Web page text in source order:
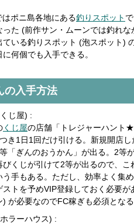
ポニ島各地にある釣りスポット
た (前作サン・ムーンでは釣れ
いる釣りスポット (泡スポット)
何個でも入手できる。
の入手方法
じ屋) :
くじ屋の店舗「トレジャーハント
き1日1回だけ引ける。新規開店
「ぎんのおうかん」が出る。2等
びくじが引けて2等が出るので、
う手もある。ただし、効率よく集
トを予めVIP登録しておく必要
が必要なのでFC稼ぎも必須となる
ラーハウス) :